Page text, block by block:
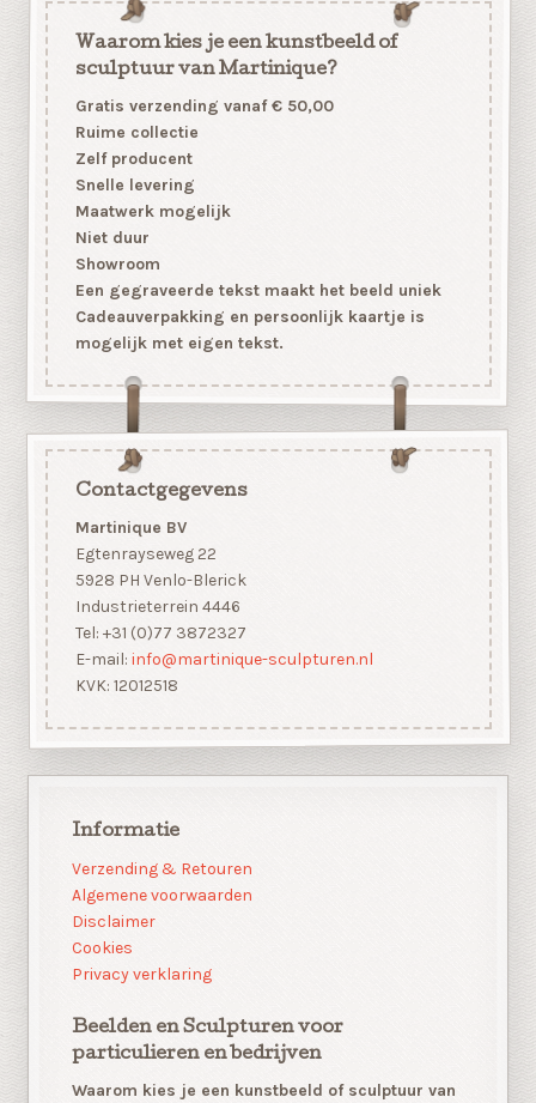
Waarom kies je een kunstbeeld of
sculptuur van Martinique?
Gratis verzending vanaf € 50,00
Ruime collectie
Zelf producent
Snelle levering
Maatwerk mogelijk
Niet duur
Showroom
Een gegraveerde tekst maakt het beeld uniek
Cadeauverpakking en persoonlijk kaartje is
mogelijk met eigen tekst.
Contactgegevens
Martinique BV
Egtenrayseweg 22
5928 PH Venlo-Blerick
Industrieterrein 4446
Tel: +31 (0)77 3872327
E-mail: info@martinique-sculpturen.nl
KVK: 12012518
Informatie
Verzending & Retouren
Algemene voorwaarden
Disclaimer
Cookies
Privacy verklaring
Beelden en Sculpturen voor
particulieren en bedrijven
Waarom kies je een kunstbeeld of sculptuur van